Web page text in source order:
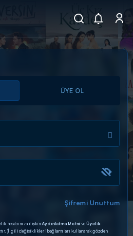
ÜYE OL
Şifremi Unuttum
hesabınıza ilişkinAydınlatma Metni veÜyelik
(İlgili değişiklikleri bağlantıları kullanarak gözden